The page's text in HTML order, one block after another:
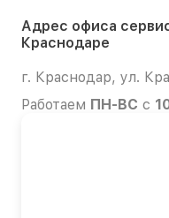
Адрес офиса
Краснодаре
г. Краснодар, ул.
Работаем ПН-ВС с